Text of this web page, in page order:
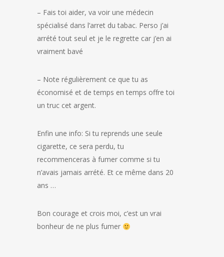
– Fais toi aider, va voir une médecin
spécialisé dans l’arret du tabac. Perso j’ai
arrété tout seul et je le regrette car j’en ai
vraiment bavé
– Note régulièrement ce que tu as
économisé et de temps en temps offre toi
un truc cet argent.
Enfin une info: Si tu reprends une seule
cigarette, ce sera perdu, tu
recommenceras à fumer comme si tu
n’avais jamais arrété. Et ce même dans 20
ans …
Bon courage et crois moi, c’est un vrai
bonheur de ne plus fumer